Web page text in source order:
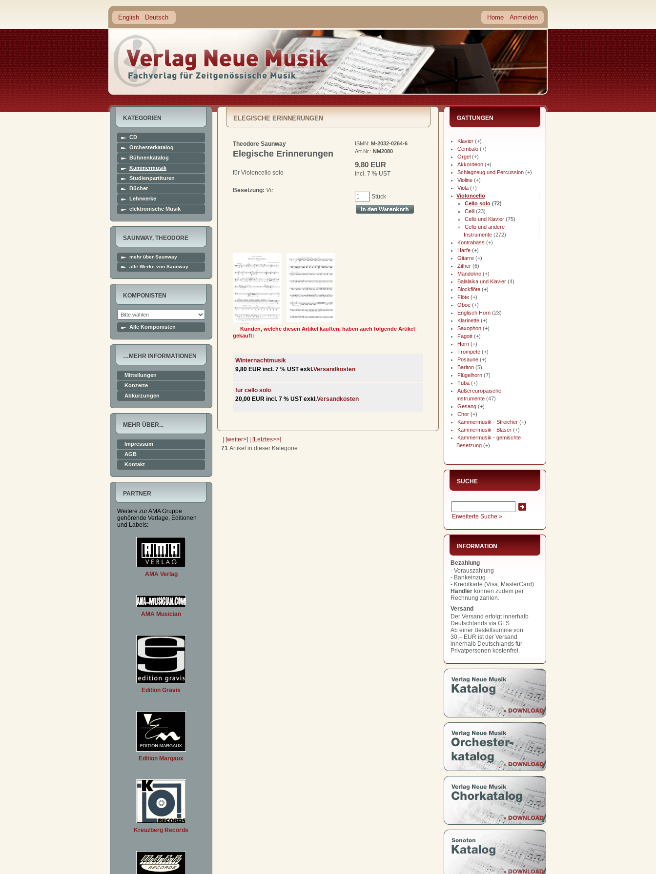
English Deutsch Home Anmelden
KATEGORIEN
CD
Orchesterkatalog
Bühnenkatalog
Kammermusik
Studienpartituren
Bücher
Lehrwerke
elektronische Musik
SAUNWAY, THEODORE
mehr über Saunway
alle Werke von Saunway
KOMPONISTEN
Alle Komponisten
…MEHR INFORMATIONEN
Mitteilungen
Konzerte
Abkürzungen
MEHR ÜBER...
Impressum
AGB
Kontakt
PARTNER
Weitere zur AMA Gruppe
gehörende Verlage, Editionen
und Labels:
AMA Verlag
AMA Musician
Edition Gravis
Edition Margaux
Kreuzberg Records
GATTUNGEN
Klavier (+)
Cembalo (+)
Orgel (+)
Akkordeon (+)
Schlagzeug und Percussion (+)
Violine (+)
Viola (+)
Violoncello
Cello solo (72)
Celli (23)
Cello und Klavier (75)
Cello und andere
Instrumente (272)
Kontrabass (+)
Harfe (+)
Gitarre (+)
Zither (6)
Mandoline (+)
Balalaika und Klavier (4)
Blockflöte (+)
Flöte (+)
Oboe (+)
Englisch Horn (23)
Klarinette (+)
Saxophon (+)
Fagott (+)
Horn (+)
Trompete (+)
Posaune (+)
Bariton (5)
Flügelhorn (7)
Tuba (+)
Außereuropäische
Instrumente (47)
Gesang (+)
Chor (+)
Kammermusik - Streicher (+)
Kammermusik - Bläser (+)
Kammermusik - gemischte
Besetzung (+)
SUCHE
Erweiterte Suche »
INFORMATION
Bezahlung
- Vorauszahlung
- Bankeinzug
- Kreditkarte (Visa, MasterCard)
Händler können zudem per
Rechnung zahlen.
Versand
Der Versand erfolgt innerhalb
Deutschlands via GLS.
Ab einer Bestellsumme von
30,– EUR ist der Versand
innerhalb Deutschlands für
Privatpersonen kostenfrei.
ELEGISCHE ERINNERUNGEN
Theodore Saunway
Elegische Erinnerungen
für Violoncello solo
Besetzung: Vc
ISMN: M-2032-0264-6
Art.Nr.: NM2080
9,80 EUR
incl. 7 % UST
Stück
Kunden, welche diesen Artikel kauften, haben auch folgende Artikel
gekauft:
Winternachtmusik
9,80 EUR incl. 7 % UST exkl.Versandkosten
für cello solo
20,00 EUR incl. 7 % UST exkl.Versandkosten
| [weiter>] | [Letztes>>]
71 Artikel in dieser Kategorie